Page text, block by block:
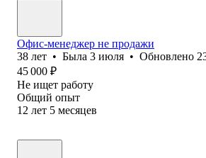
Офис-менеджер не продажи
38 лет • Была 3 июля • Обновлено
45 000 ₽
Не ищет работу
Общий опыт
12 лет 5 месяцев